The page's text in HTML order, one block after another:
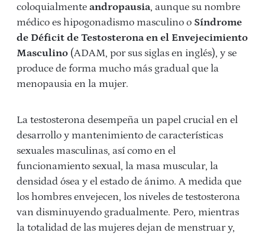
coloquialmente andropausia, aunque su nombre
médico es hipogonadismo masculino o Síndrome
de Déficit de Testosterona en el Envejecimiento
Masculino (ADAM, por sus siglas en inglés), y se
produce de forma mucho más gradual que la
menopausia en la mujer.
La testosterona desempeña un papel crucial en el
desarrollo y mantenimiento de características
sexuales masculinas, así como en el
funcionamiento sexual, la masa muscular, la
densidad ósea y el estado de ánimo. A medida que
los hombres envejecen, los niveles de testosterona
van disminuyendo gradualmente. Pero, mientras
la totalidad de las mujeres dejan de menstruar y,